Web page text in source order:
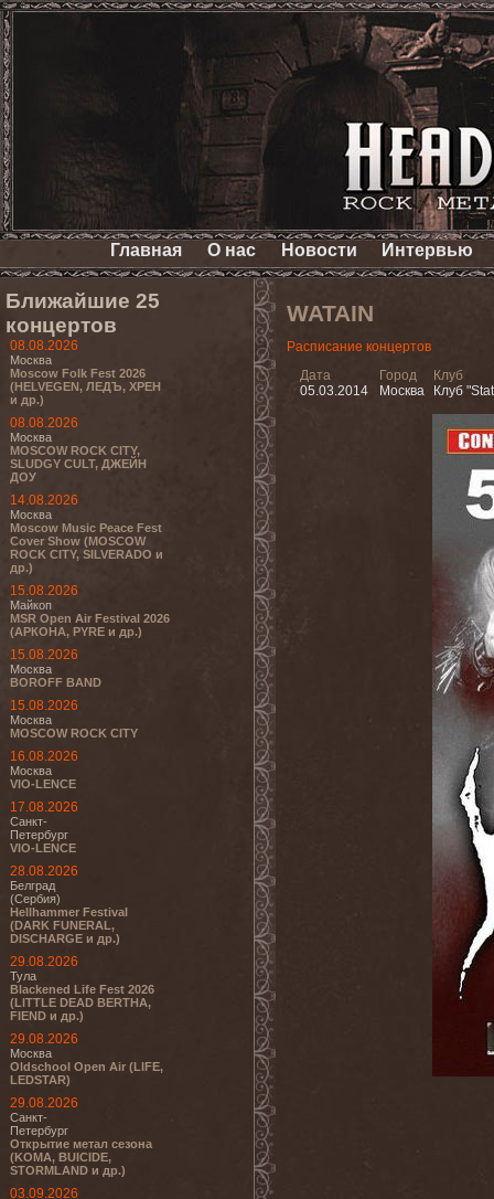
Главная О нас Новости Интервью
Ближайшие 25
концертов
08.08.2026
Москва
Moscow Folk Fest 2026
(HELVEGEN, ЛЕДЪ, ХРЕН
и др.)
08.08.2026
Москва
MOSCOW ROCK CITY,
SLUDGY CULT, ДЖЕЙН
ДОУ
14.08.2026
Москва
Moscow Music Peace Fest
Cover Show (MOSCOW
ROCK CITY, SILVERADO и
др.)
15.08.2026
Майкоп
MSR Open Air Festival 2026
(АРКОНА, PYRE и др.)
15.08.2026
Москва
BOROFF BAND
15.08.2026
Москва
MOSCOW ROCK CITY
16.08.2026
Москва
VIO-LENCE
17.08.2026
Санкт-
Петербург
VIO-LENCE
28.08.2026
Белград
(Сербия)
Hellhammer Festival
(DARK FUNERAL,
DISCHARGE и др.)
29.08.2026
Тула
Blackened Life Fest 2026
(LITTLE DEAD BERTHA,
FIEND и др.)
29.08.2026
Москва
Oldschool Open Air (LIFE,
LEDSTAR)
29.08.2026
Санкт-
Петербург
Открытие метал сезона
(KOMA, BUICIDE,
STORMLAND и др.)
03.09.2026
WATAIN
Расписание концертов
Дата
05.03.2014
Город
Москва
Клуб
Клуб